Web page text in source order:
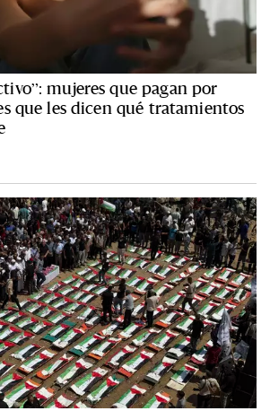
mujeres que pagan por
que les dicen qué tratamientos